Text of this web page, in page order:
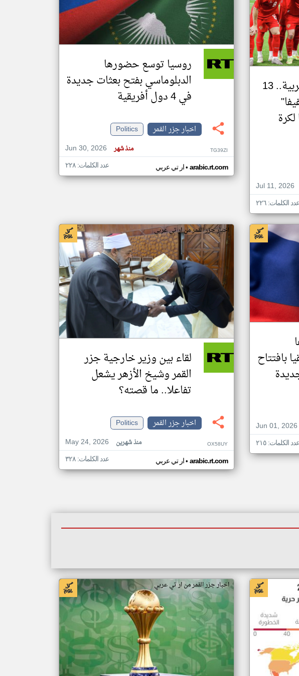
تغيير الدولة
اخبار جزر القمر على مدار الساعة
أهم اخبار جزر القمر العاجلة والمباشرة
بينهم ممثلو 7 دول عربية.. 13
Jul 11, 2026
عدد الكلمات: ٢٢٦
روسيا توسع حضورها
الدبلوماسي بفتح بعثات جديدة
في 4 دول أفريقية
اخبار جزر القمر
Politics
Jun 30, 2026
منذ شهر TG39ZI
ار تي عربي• arabic.rt.com عدد الكلمات: ٢٢٨
بافتتاح
Jun 01, 2026
عدد الكلمات: ٢١٥
اخبار جزر القمر من ار تي عربي
لقاء بين وزير خارجية جزر
القمر وشيخ الأزهر يشعل
تفاعلا.. ما قصته؟
اخبار جزر القمر
Politics
May 24, 2026
منذ شهرين OX58UY
ار تي عربي• arabic.rt.com عدد الكلمات: ٣٢٨
اخبار جزر القمر من ار تي عربي
klyoum.com